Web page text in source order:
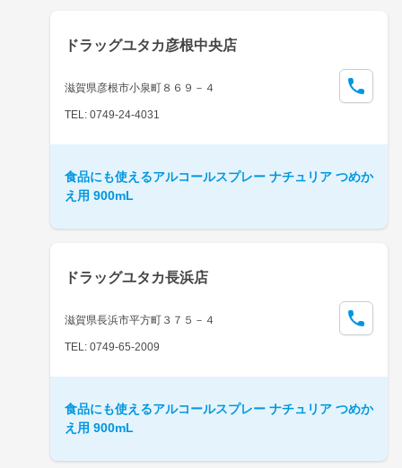
ドラッグユタカ彦根中央店
滋賀県彦根市小泉町８６９－４
TEL: 0749-24-4031
食品にも使えるアルコールスプレー ナチュリア つめか
え用 900mL
ドラッグユタカ長浜店
滋賀県長浜市平方町３７５－４
TEL: 0749-65-2009
食品にも使えるアルコールスプレー ナチュリア つめか
え用 900mL